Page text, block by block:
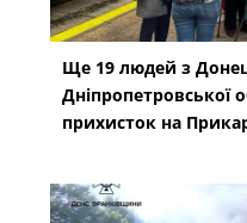
Ще 19 людей з
Дніпропетровської
прихисток на